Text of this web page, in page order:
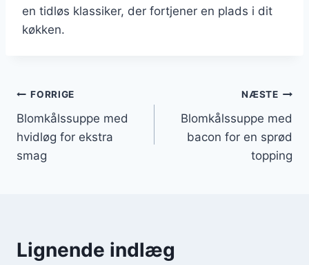
en tidløs klassiker, der fortjener en plads i dit
køkken.
Indlægsnavigation
FORRIGE
Blomkålssuppe med
hvidløg for ekstra
smag
NÆSTE
Blomkålssuppe med
bacon for en sprød
topping
Lignende indlæg